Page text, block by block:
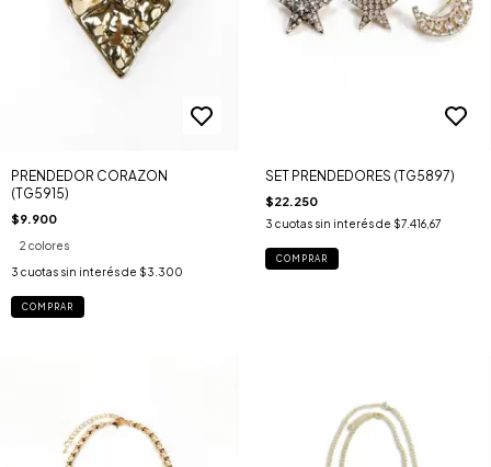
PRENDEDOR CORAZON
(TG5915)
$9.900
2 colores
3 cuotas sin interés de $3.300
COMPRAR
SET PRENDEDORES (TG5897)
$22.250
3 cuotas sin interés de $7.416,67
COMPRAR